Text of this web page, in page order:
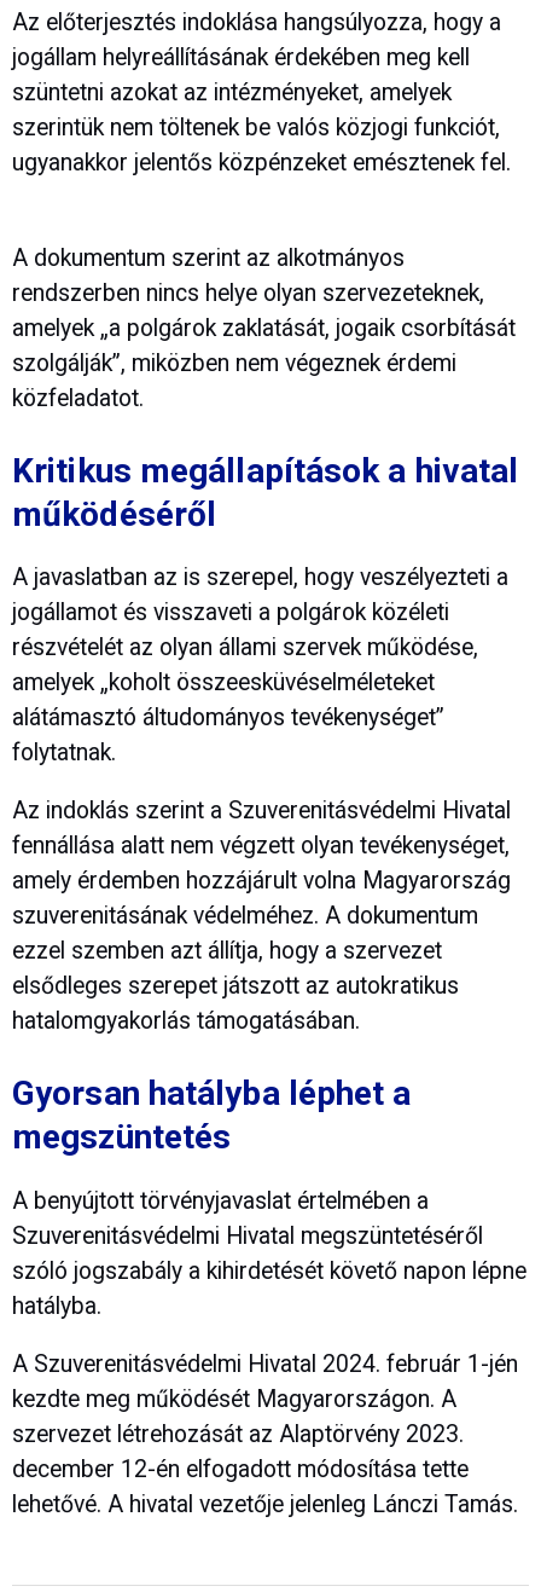
Az előterjesztés indoklása hangsúlyozza, hogy a
jogállam helyreállításának érdekében meg kell
szüntetni azokat az intézményeket, amelyek
szerintük nem töltenek be valós közjogi funkciót,
ugyanakkor jelentős közpénzeket emésztenek fel.
A dokumentum szerint az alkotmányos
rendszerben nincs helye olyan szervezeteknek,
amelyek „a polgárok zaklatását, jogaik csorbítását
szolgálják”, miközben nem végeznek érdemi
közfeladatot.
Kritikus megállapítások a hivatal
működéséről
A javaslatban az is szerepel, hogy veszélyezteti a
jogállamot és visszaveti a polgárok közéleti
részvételét az olyan állami szervek működése,
amelyek „koholt összeesküvéselméleteket
alátámasztó áltudományos tevékenységet”
folytatnak.
Az indoklás szerint a Szuverenitásvédelmi Hivatal
fennállása alatt nem végzett olyan tevékenységet,
amely érdemben hozzájárult volna Magyarország
szuverenitásának védelméhez. A dokumentum
ezzel szemben azt állítja, hogy a szervezet
elsődleges szerepet játszott az autokratikus
hatalomgyakorlás támogatásában.
Gyorsan hatályba léphet a
megszüntetés
A benyújtott törvényjavaslat értelmében a
Szuverenitásvédelmi Hivatal megszüntetéséről
szóló jogszabály a kihirdetését követő napon lépne
hatályba.
A Szuverenitásvédelmi Hivatal 2024. február 1-jén
kezdte meg működését Magyarországon. A
szervezet létrehozását az Alaptörvény 2023.
december 12-én elfogadott módosítása tette
lehetővé. A hivatal vezetője jelenleg Lánczi Tamás.